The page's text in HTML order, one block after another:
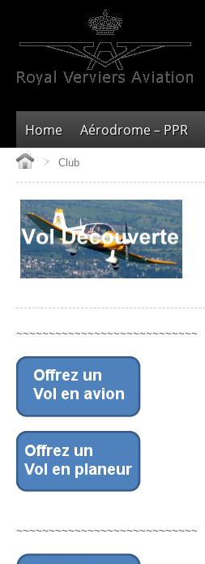
Home Aérodrome – PPR
Club
~~~~~~~~~~~~~~~~~~~~~~~~~~~~
~~~~~~~~~~~~~~~~~~~~~~~~~~~~